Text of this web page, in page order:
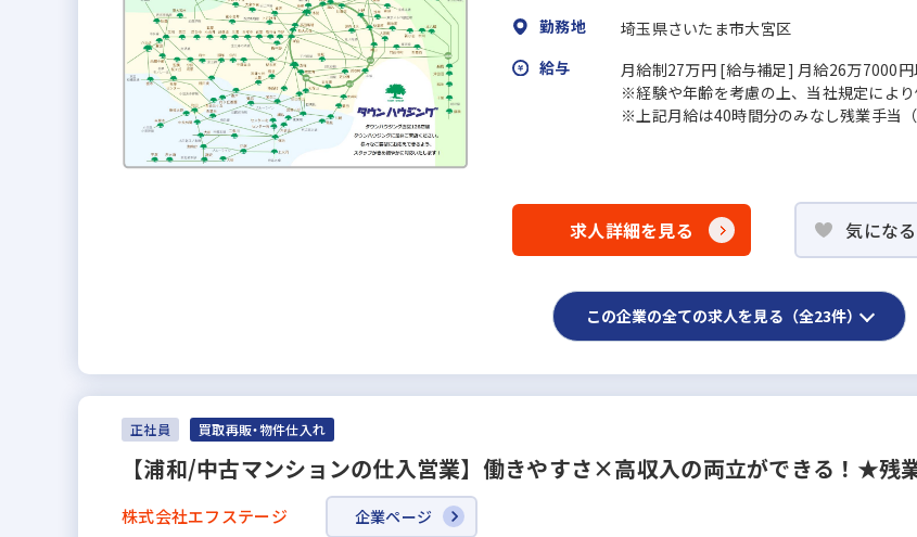
勤務地
埼玉県さいたま市大宮区
給与
月給制27万円 [給与補足] 月給26万7000
※経験や年齢を考慮の上、当社規定により
※上記月給は40時間分のみなし残業手当
求人詳細を見る 気になる
この企業の全ての求人を見る（全23件）
正社員 買取再販・物件仕入れ
【浦和/中古マンションの仕入営業】働きやすさ×高収入の両立ができる！★残
株式会社エフステージ 企業ページ